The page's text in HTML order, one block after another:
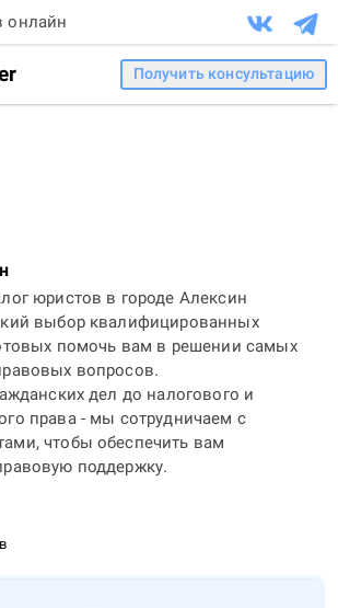
онлайн
Получить консультацию
юристов в городе Алексин
выбор квалифицированных
помочь вам в решении самых
вопросов.
дел до налогового и
права - мы сотрудничаем с
чтобы обеспечить вам
поддержку.